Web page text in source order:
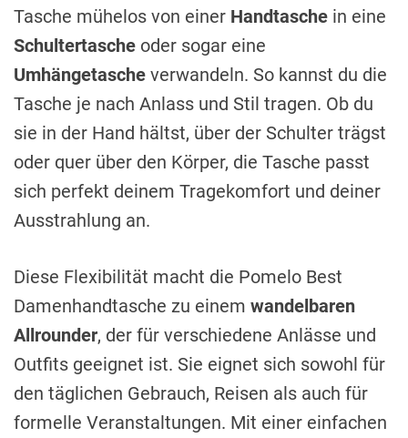
Tasche mühelos von einer Handtasche in eine
Schultertasche oder sogar eine
Umhängetasche verwandeln. So kannst du die
Tasche je nach Anlass und Stil tragen. Ob du
sie in der Hand hältst, über der Schulter trägst
oder quer über den Körper, die Tasche passt
sich perfekt deinem Tragekomfort und deiner
Ausstrahlung an.
Diese Flexibilität macht die Pomelo Best
Damenhandtasche zu einem wandelbaren
Allrounder, der für verschiedene Anlässe und
Outfits geeignet ist. Sie eignet sich sowohl für
den täglichen Gebrauch, Reisen als auch für
formelle Veranstaltungen. Mit einer einfachen